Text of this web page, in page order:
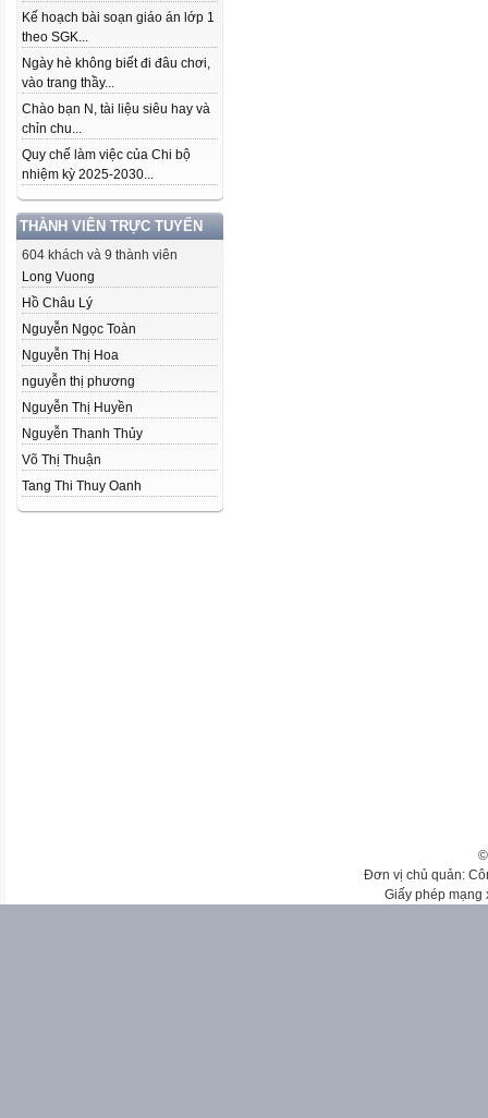
Kế hoạch bài soạn giáo án lớp 1
theo SGK...
Ngày hè không biết đi đâu chơi,
vào trang thầy...
Chào bạn N, tài liệu siêu hay và
chỉn chu...
Quy chế làm việc của Chi bộ
nhiệm kỳ 2025-2030...
THÀNH VIÊN TRỰC TUYẾN
604 khách và 9 thành viên
Long Vuong
Hồ Châu Lý
Nguyễn Ngọc Toàn
Nguyễn Thị Hoa
nguyễn thị phương
Nguyễn Thị Huyền
Nguyễn Thanh Thủy
Võ Thị Thuận
Tang Thi Thuy Oanh
Đơn vị chủ quản:
Giấy phép mạng